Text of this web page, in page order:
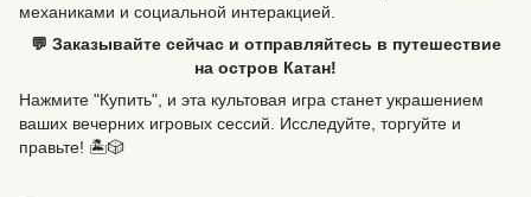
механиками и социальной интеракцией.
💬 Заказывайте сейчас и отправляйтесь в путешествие
на остров Катан!
Нажмите "Купить", и эта культовая игра станет украшением
ваших вечерних игровых сессий. Исследуйте, торгуйте и
правьте! 🏝️🎲